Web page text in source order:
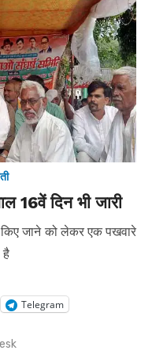
16वें दिन भी जारी
किए जाने को लेकर एक पखवारे
है
Telegram